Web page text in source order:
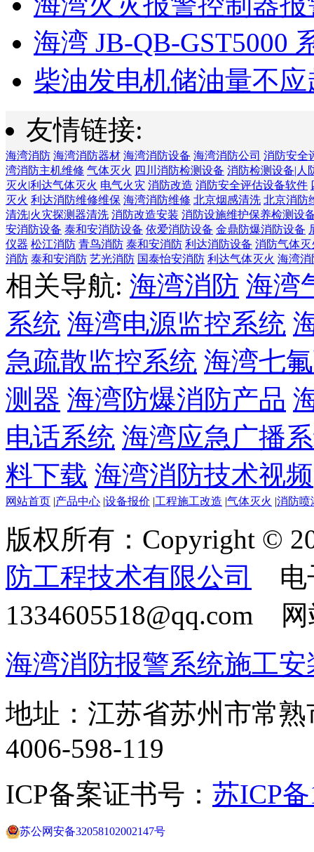
海湾 JB-QB-GST5000
柴油发电机储油量不应
友情链接:
海湾消防 海湾消防器材 海湾消防设备 海湾消防公司 消防安全
湾消防主机维修 气体灭火 四川消防检测设备 消防检测设备|人
灭火|利达气体灭火 电气火灾 消防改造 消防安全评估设备软件
灭火 利达消防维修维保 海湾消防维修 北京烟感清洗 北京消防
清洗|火灾探测器清洗 消防改造安装 消防设施维护保养检测设
安消防设备 泰和安消防设备 依爱消防设备 金鼎防爆消防设备
仪器 松江消防 青鸟消防 泰和安消防 利达消防设备 消防气体灭
消防 泰和安消防 艺光消防 国泰怡安消防 利达气体灭火 海湾消
相关导航: 海湾消防 海湾
系统 海湾电源监控系统
急疏散监控系统 海湾七
测器 海湾防爆消防产品
电话系统 海湾应急广播
料下载 海湾消防技术视频
网站首页 |产品中心 |设备报价 |工程施工改造 |气体灭火 |消防喷
版权所有：Copyright ©
防工程技术有限公司
电
1334605518@qq.com
海湾消防报警系统施工
地址：江苏省苏州市常
4006-598-119
ICP备案证书号： 苏ICP
苏公网安备32058102002147号